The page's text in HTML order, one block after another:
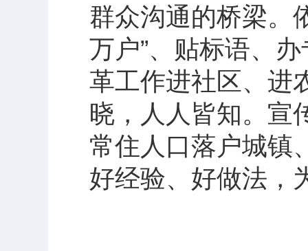
群众沟通的桥梁。
万户”、贴标语、
革工作进社区、进
晓，人人皆知。宣
常住人口落户城镇
好经验、好做法，